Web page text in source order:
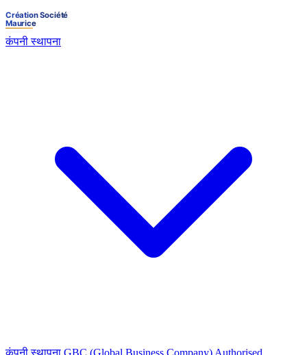
कंपनी स्थापना
कंपनी स्थापना GBC (Global Business Company) Authorised